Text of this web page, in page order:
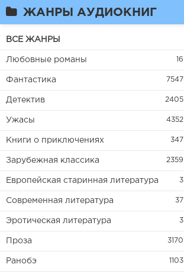
ЖАНРЫ АУДИОКНИГ
ВСЕ ЖАНРЫ
Любовные романы 16
Фантастика 7547
Детектив 2405
Ужасы 4352
Книги о приключениях 347
Зарубежная классика 2359
Европейская старинная литература 3
Современная литература 37
Эротическая литература 3
Проза 3170
Ранобэ 1103